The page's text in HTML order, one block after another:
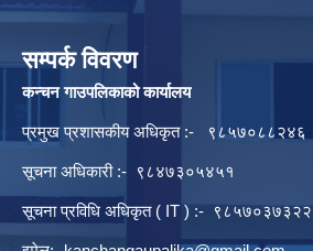
सम्पर्क विवरण
कन्चन गाउपलिकाको कार्यालय
प्रमुख प्रशासकीय अधिकृत :- ९८५७०८८२४६
सूचना अधिकारी :- ९८४७३०५४५१
सूचना प्रविधि अधिकृत ( IT ) :- ९८५७०३७३२२